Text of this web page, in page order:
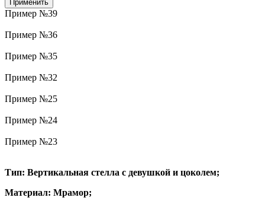
Пример №39
Пример №36
Пример №35
Пример №32
Пример №25
Пример №24
Пример №23
Тип: Вертикальная стелла с девушкой и цоколем;
Материал: Мрамор;